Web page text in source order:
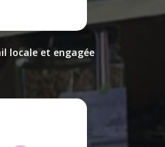
locale et engagée